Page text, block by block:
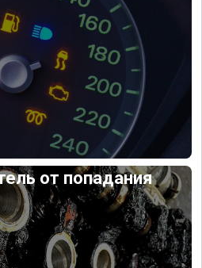
от попадания